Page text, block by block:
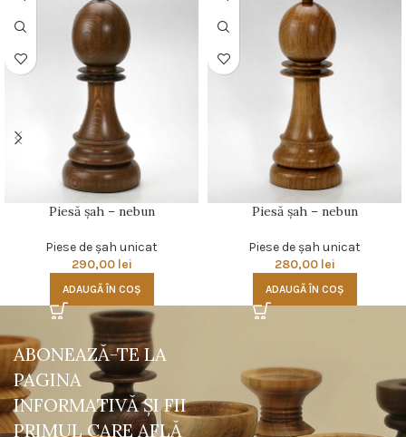
Piesă şah – nebun
Piese de şah unicat
290,00 lei
ADAUGĂ ÎN COȘ
Piesă şah – nebun
Piese de şah unicat
280,00 lei
ADAUGĂ ÎN COȘ
ABONEAZĂ-TE LA
PAGINA
INFORMATIVĂ ŞI FII
PRIMUL CARE AFLĂ